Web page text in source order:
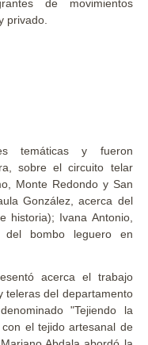
de movimientos
privado.
temáticas y fueron
sobre el circuito telar
Monte Redondo y San
González, acerca del
historia); Ivana Antonio,
del bombo leguero en
acerca el trabajo
teleras del departamento
"Tejiendo la
el tejido artesanal de